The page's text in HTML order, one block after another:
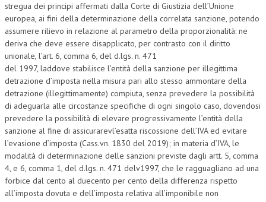
CFC E PARADISI FISCALI
TRANSFER PRICING
PRASSI
AMMINISTRATIVA
TRIBUTARIA
GIURISPRUDENZA
EUROPEA
CIVILE
stregua dei principi affermati dalla Corte di Giustizia dell’Unione
europea, ai fini della determinazione della correlata sanzione, potendo
assumere rilievo in relazione al parametro della proporzionalità: ne
deriva che deve essere disapplicato, per contrasto con il diritto
unionale, l’art. 6, comma 6, del d.lgs. n. 471
del 1997, laddove stabilisce l’entità della sanzione per illegittima
detrazione d’imposta nella misura pari allo stesso ammontare della
detrazione (illegittimamente) compiuta, senza prevedere la possibilità
di adeguarla alle circostanze specifiche di ogni singolo caso, dovendosi
prevedere la possibilità di elevare progressivamente l’entità della
sanzione al fine di assicurarevl’esatta riscossione dell’IVA ed evitare
l’evasione d’imposta (Cass.vn. 1830 del 2019); in materia d’IVA, le
modalità di determinazione delle sanzioni previste dagli artt. 5, comma
4, e 6, comma 1, del d.lgs. n. 471 delv1997, che le ragguagliano ad una
forbice dal cento al duecento per cento della differenza rispetto
all’imposta dovuta e dell’imposta relativa all’imponibile non